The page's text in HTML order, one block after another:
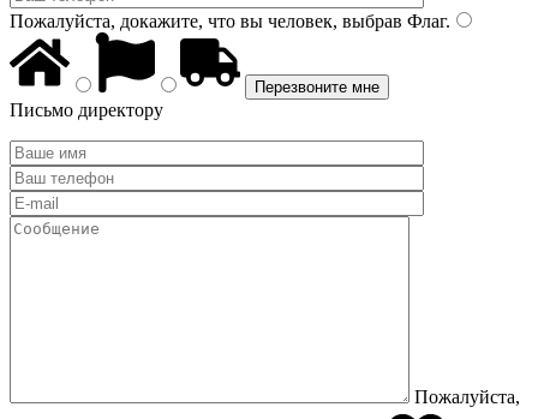
Пожалуйста, докажите, что вы человек, выбрав Флаг.
Письмо директору
Пожалуйста,